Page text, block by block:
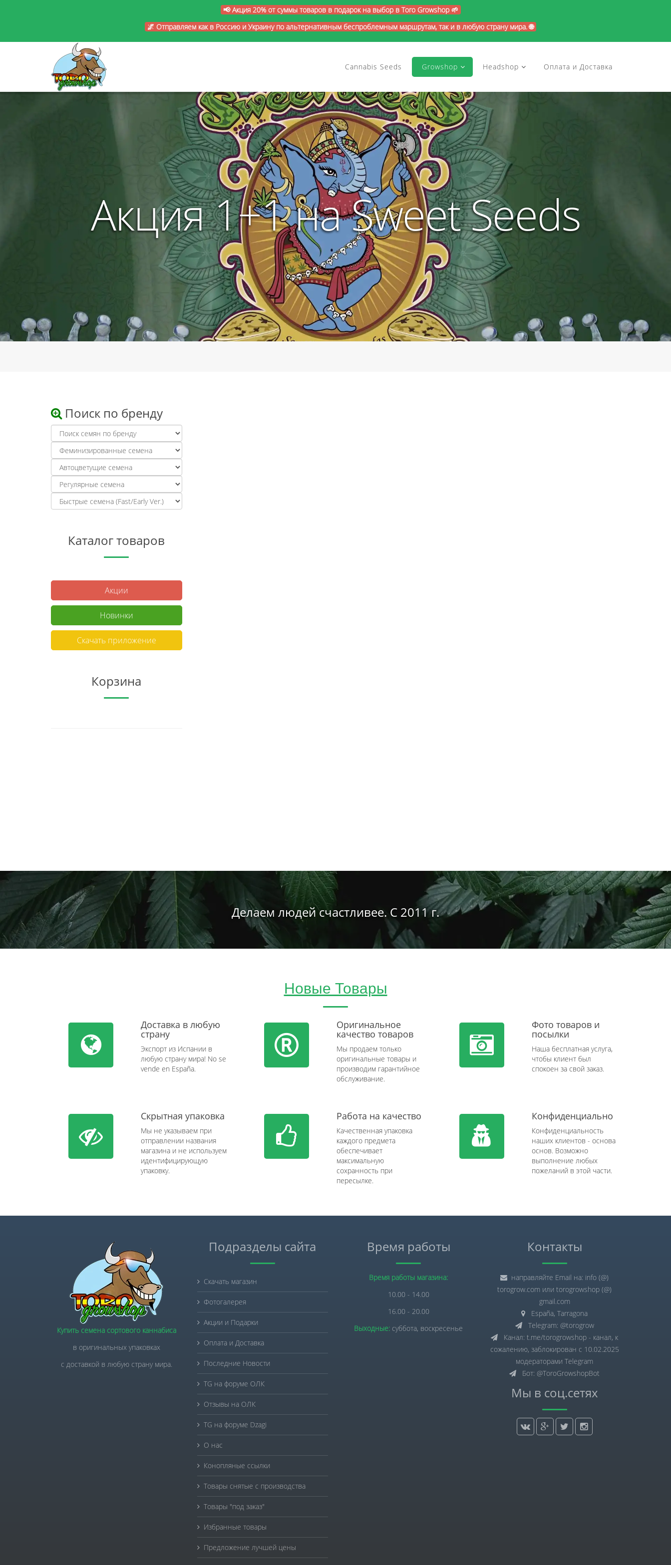
📢 Акция 20% от суммы товаров в подарок на выбор в Toro Growshop 🌱
🌌 Отправляем как в Россию и Украину по альтернативным беспроблемным маршрутам, так и в любую страну мира. 🌐
Cannabis Seeds Growshop Headshop Оплата и Доставка
Акция 1+1 на Sweet Seeds
Поиск по бренду
Каталог товаров
Акции
Новинки
Скачать приложение
Корзина
Делаем людей счастливее. С 2011 г.
Новые Товары
Доставка в любую
страну
Экспорт из Испании в
любую страну мира! No se
vende en España.
Оригинальное
качество товаров
Мы продаем только
оригинальные товары и
производим гарантийное
обслуживание.
Фото товаров и
посылки
Наша бесплатная услуга,
чтобы клиент был
спокоен за свой заказ.
Скрытная упаковка
Мы не указываем при
отправлении названия
магазина и не используем
идентифицирующую
упаковку.
Работа на качество
Качественная упаковка
каждого предмета
обеспечивает
максимальную
сохранность при
пересылке.
Конфиденциально
Конфиденциальность
наших клиентов - основа
основ. Возможно
выполнение любых
пожеланий в этой части.
Купить семена сортового каннабиса
в оригинальных упаковках
с доставкой в любую страну мира.
Подразделы сайта
Скачать магазин
Фотогалерея
Акции и Подарки
Оплата и Доставка
Последние Новости
TG на форуме ОЛК
Отзывы на ОЛК
TG на форуме Dzagi
О нас
Конопляные ссылки
Товары снятые с производства
Товары "под заказ"
Избранные товары
Предложение лучшей цены
Время работы
Время работы магазина:
10.00 - 14.00
16.00 - 20.00
Выходные: суббота, воскресенье
Контакты
направляйте Email на: info (@)
torogrow.com или torogrowshop (@)
gmail.com
España, Tarragona
Telegram: @torogrow
Канал: t.me/torogrowshop - канал, к
сожалению, заблокирован с 10.02.2025
модераторами Telegram
Бот: @ToroGrowshopBot
Мы в соц.сетях